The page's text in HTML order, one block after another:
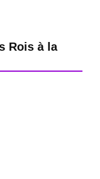
Rois à la